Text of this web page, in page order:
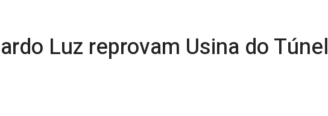
Luz reprovam Usina do Túnel